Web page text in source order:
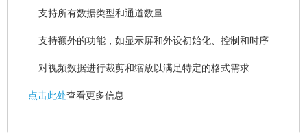
支持所有数据类型和通道数量
支持额外的功能，如显示屏和外设初始化、控制和时序
对视频数据进行裁剪和缩放以满足特定的格式需求
点击此处查看更多信息